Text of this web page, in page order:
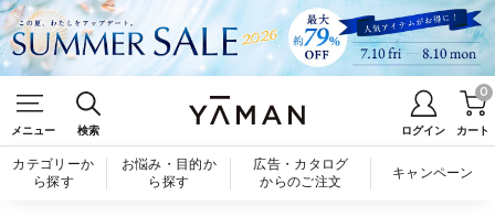
メニュー 検索 ログイン カート
0
カテゴリーか
ら探す
お悩み・目的か
ら探す
広告・カタログ
からのご注文
キャンペーン